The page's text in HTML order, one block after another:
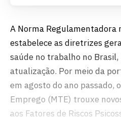
A Norma Regulamentadora
estabelece as diretrizes
saúde no trabalho no
atualização. Por meio da
em agosto do ano passado,
Emprego (MTE) trouxe
aos Fatores de Riscos